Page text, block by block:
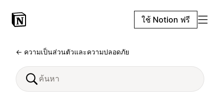
ใช้ Notion ฟรี
← ความเป็นส่วนตัวและความปลอดภัย